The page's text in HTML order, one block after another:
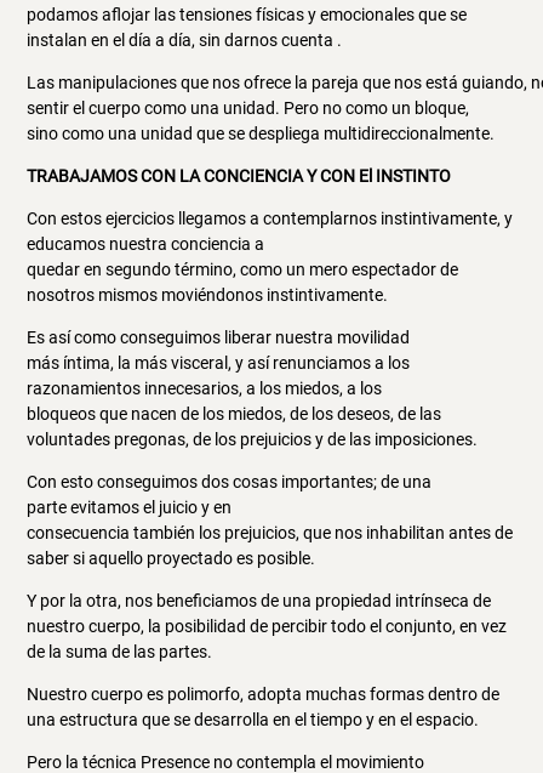
podamos aflojar las tensiones físicas y emocionales que se
instalan en el día a día, sin darnos cuenta .
Las manipulaciones que nos ofrece la pareja que nos está guiando,
sentir el cuerpo como una unidad. Pero no como un bloque,
sino como una unidad que se despliega multidireccionalmente.
TRABAJAMOS CON LA CONCIENCIA Y CON El INSTINTO
Con estos ejercicios llegamos a contemplarnos instintivamente, y
educamos nuestra conciencia a
quedar en segundo término, como un mero espectador de
nosotros mismos moviéndonos instintivamente.
Es así como conseguimos liberar nuestra movilidad
más íntima, la más visceral, y así renunciamos a los
razonamientos innecesarios, a los miedos, a los
bloqueos que nacen de los miedos, de los deseos, de las
voluntades pregonas, de los prejuicios y de las imposiciones.
Con esto conseguimos dos cosas importantes; de una
parte evitamos el juicio y en
consecuencia también los prejuicios, que nos inhabilitan antes de
saber si aquello proyectado es posible.
Y por la otra, nos beneficiamos de una propiedad intrínseca de
nuestro cuerpo, la posibilidad de percibir todo el conjunto, en vez
de la suma de las partes.
Nuestro cuerpo es polimorfo, adopta muchas formas dentro de
una estructura que se desarrolla en el tiempo y en el espacio.
Pero la técnica Presence no contempla el movimiento